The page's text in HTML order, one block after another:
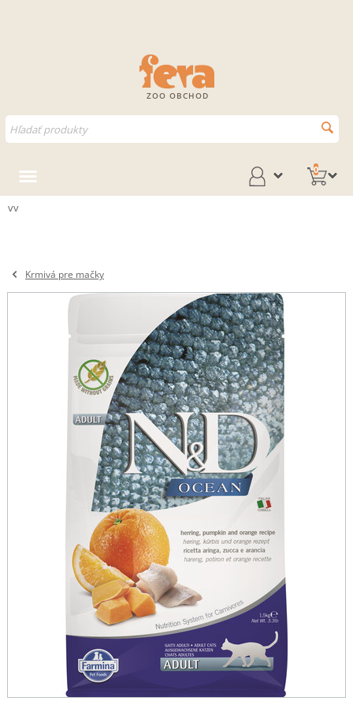
ZOO OBCHOD
0
vv
Krmivá pre mačky